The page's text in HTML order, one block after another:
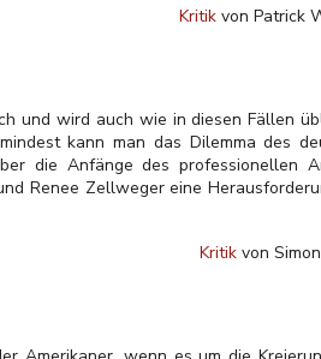
Kritik von Patrick
und wird auch wie in diesen Fällen
kann man das Dilemma des
die Anfängedes professionellen
Renee Zellweger eine
Kritik von